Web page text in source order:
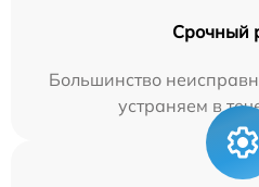
Срочный
Большинство
устраняем в